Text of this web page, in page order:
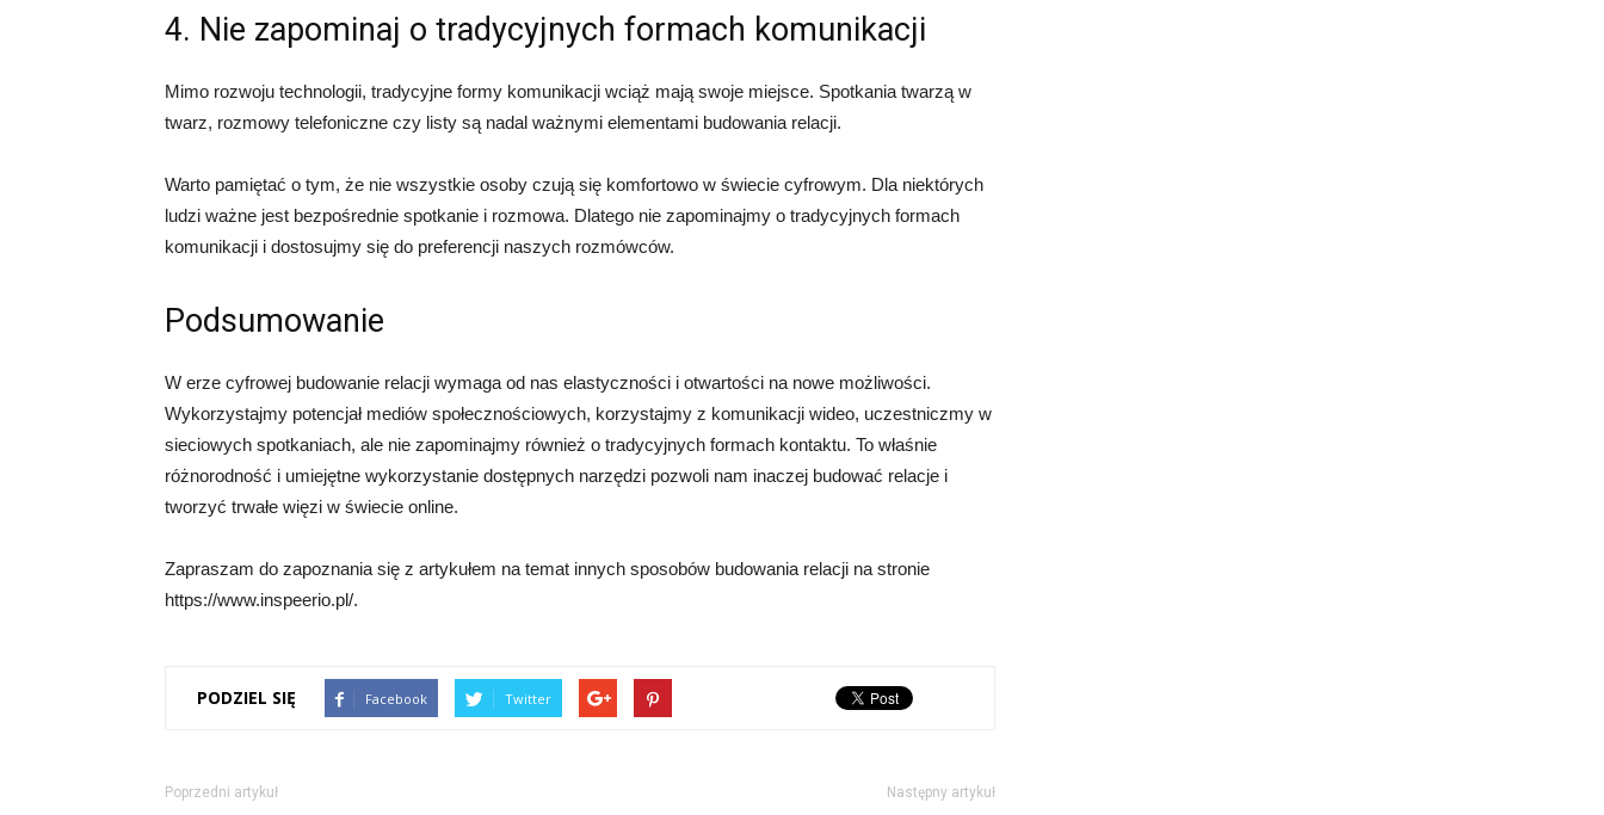
4. Nie zapominaj o tradycyjnych formach komunikacji
Mimo rozwoju technologii, tradycyjne formy komunikacji wciąż mają swoje miejsce. Spotkania twarzą w
twarz, rozmowy telefoniczne czy listy są nadal ważnymi elementami budowania relacji.
Warto pamiętać o tym, że nie wszystkie osoby czują się komfortowo w świecie cyfrowym. Dla niektórych
ludzi ważne jest bezpośrednie spotkanie i rozmowa. Dlatego nie zapominajmy o tradycyjnych formach
komunikacji i dostosujmy się do preferencji naszych rozmówców.
Podsumowanie
W erze cyfrowej budowanie relacji wymaga od nas elastyczności i otwartości na nowe możliwości.
Wykorzystajmy potencjał mediów społecznościowych, korzystajmy z komunikacji wideo, uczestniczmy w
sieciowych spotkaniach, ale nie zapominajmy również o tradycyjnych formach kontaktu. To właśnie
różnorodność i umiejętne wykorzystanie dostępnych narzędzi pozwoli nam inaczej budować relacje i
tworzyć trwałe więzi w świecie online.
Zapraszam do zapoznania się z artykułem na temat innych sposobów budowania relacji na stronie
https://www.inspeerio.pl/.
PODZIEL SIĘ Facebook Twitter
Poprzedni artykuł Następny artykuł